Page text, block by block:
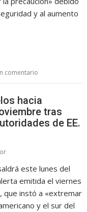
y al aumento
comentario
hacia
tras
de EE.
este lunes del
emitida el viernes
que instó a «extremar
y el sur del